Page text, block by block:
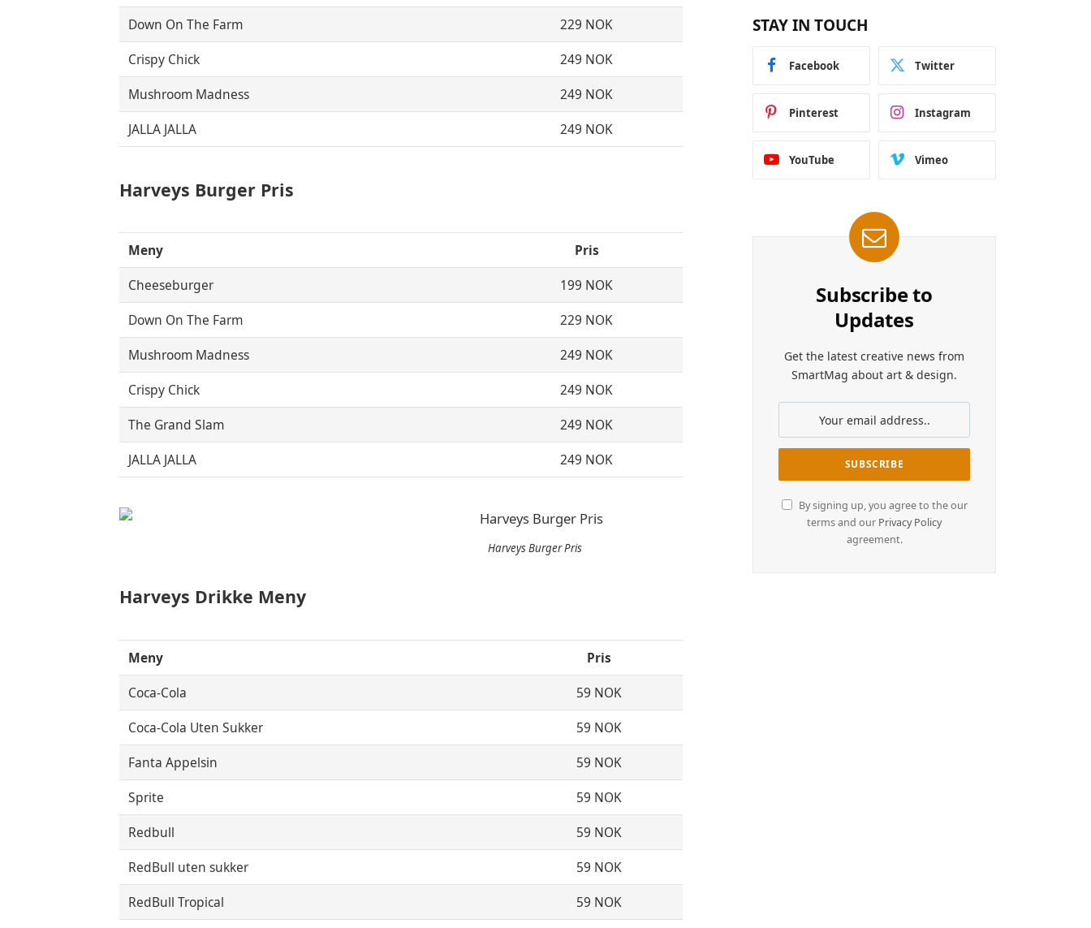
Down On The Farm
229 NOK
Crispy Chick
249 NOK
Mushroom Madness
249 NOK
JALLA JALLA
249 NOK
Harveys Burger Pris
Meny
Pris
Cheeseburger
199 NOK
Down On The Farm
229 NOK
Mushroom Madness
249 NOK
Crispy Chick
249 NOK
The Grand Slam
249 NOK
JALLA JALLA
249 NOK
Harveys Burger Pris
Harveys Drikke Meny
Meny
Pris
Coca-Cola
59 NOK
Coca-Cola Uten Sukker
59 NOK
Fanta Appelsin
59 NOK
Sprite
59 NOK
Redbull
59 NOK
RedBull uten sukker
59 NOK
RedBull Tropical
59 NOK
STAY IN TOUCH
Facebook Twitter
Pinterest Instagram
YouTube Vimeo
Subscribe to
Updates
Get the latest creative news from
SmartMag about art & design.
By signing up, you agree to the our
terms and our Privacy Policy
agreement.